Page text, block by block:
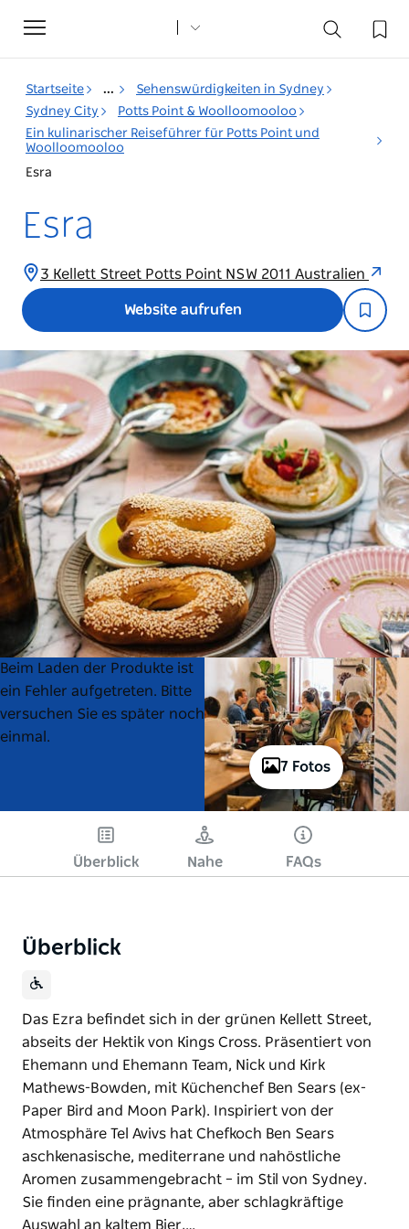
Toggle
navigation
Startseite ...
Sehenswürdigkeiten in Sydney
Sydney City
Potts Point & Woolloomooloo
Ein kulinarischer Reiseführer für Potts Point und
Woolloomooloo
Esra
Esra
3 Kellett Street Potts Point NSW 2011 Australien
Website aufrufen
7 Fotos
Product
List
Product
List
Beim Laden der Produkte ist
ein Fehler aufgetreten. Bitte
versuchen Sie es später noch
einmal.
Überblick Nahe FAQs
Überblick
Das Ezra befindet sich in der grünen Kellett Street,
abseits der Hektik von Kings Cross. Präsentiert von
Ehemann und Ehemann Team, Nick und Kirk
Mathews-Bowden, mit Küchenchef Ben Sears (ex-
Paper Bird and Moon Park). Inspiriert von der
Atmosphäre Tel Avivs hat Chefkoch Ben Sears
aschkenasische, mediterrane und nahöstliche
Aromen zusammengebracht – im Stil von Sydney.
Sie finden eine prägnante, aber schlagkräftige
Auswahl an kaltem Bier,…